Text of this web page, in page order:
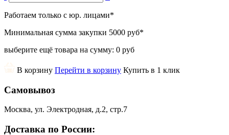
Работаем только с юр. лицами*
Минимальная сумма закупки 5000 руб*
выберите ещё товара на сумму: 0 руб
В корзину Перейти в корзину Купить в 1 клик
Самовывоз
Москва, ул. Электродная, д.2, стр.7
Доставка по России: